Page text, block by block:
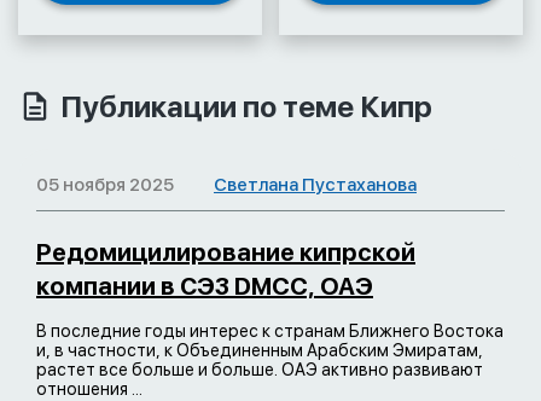
Публикации по теме Кипр
05 ноября 2025 Светлана Пустаханова
Редомицилирование кипрской
компании в СЭЗ DMCC, ОАЭ
В последние годы интерес к странам Ближнего Востока
и, в частности, к Объединенным Арабским Эмиратам,
растет все больше и больше. ОАЭ активно развивают
отношения ...